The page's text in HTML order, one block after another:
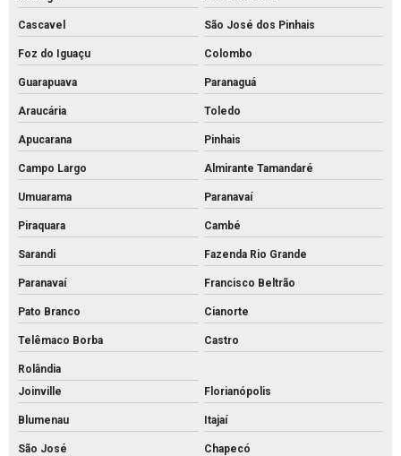
Piso intertravado preço
Piso pavs
Piso pvs concreto
Piso tátil de concreto 25x25
Piso tátil concreto preço m2
Piso tátil de concreto preço
Piso tátil direcional concreto
Pisos intertravados de concreto venda
Preço bloco de concreto 14x19x39
Preço bloco de concreto 9x19x39
Preço bloco de concreto para calçada
Preço bloco de concreto estrutural
Cascavel São José dos Pinhais
Foz do Iguaçu Colombo
Guarapuava Paranaguá
Araucária Toledo
Apucarana Pinhais
Campo Largo Almirante Tamandaré
Umuarama Paranavaí
Piraquara Cambé
Sarandi Fazenda Rio Grande
Paranavaí Francisco Beltrão
Pato Branco Cianorte
Telêmaco Borba Castro
Rolândia
Joinville
Florianópolis
Blumenau Itajaí
São José Chapecó